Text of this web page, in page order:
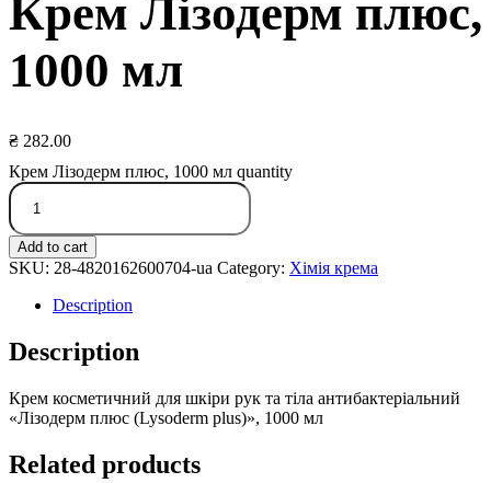
Крем Лізодерм плюс,
1000 мл
₴ 282.00
Крем Лізодерм плюс, 1000 мл quantity
Add to cart
SKU: 28-4820162600704-ua Category: Хімія крема
Description
Description
Крем косметичний для шкіри рук та тіла антибактеріальний
«Лізодерм плюс (Lysoderm plus)», 1000 мл
Related products